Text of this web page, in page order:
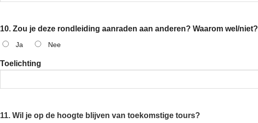
10. Zou je deze rondleiding aanraden aan anderen? Waarom wel/niet?
Ja Nee
Toelichting
11. Wil je op de hoogte blijven van toekomstige tours?